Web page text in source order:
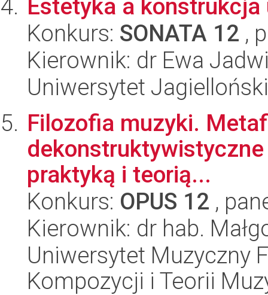
Estetyka a
Konkurs: SONATA 12 ,
Kierownik: dr Ewa
Uniwersytet
Filozofia muzyki.
praktyką i teorią...
Konkurs: OPUS 12 ,
Kierownik: dr hab.
Uniwersytet Muzyczny
Kompozycji i Teorii